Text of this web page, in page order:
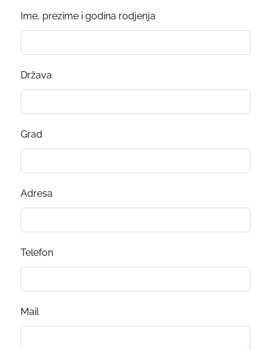
Leave
Ime, prezime i godina rodjenja
Država
Grad
Adresa
Telefon
Mail